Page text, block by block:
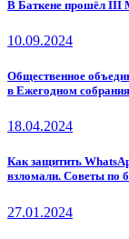
В Баткене прошёл III
10.09.2024
Общественное
в Ежегодном
18.04.2024
Как защитить
взломали. Советы по
27.01.2024